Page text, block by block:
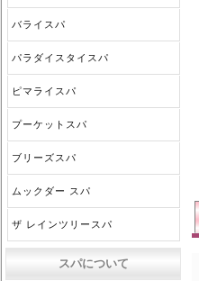
バライスパ
パラダイスタイスパ
ピマライスパ
プーケットスパ
ブリーズスパ
ムックダー スパ
ザ レインツリースパ
スパについて